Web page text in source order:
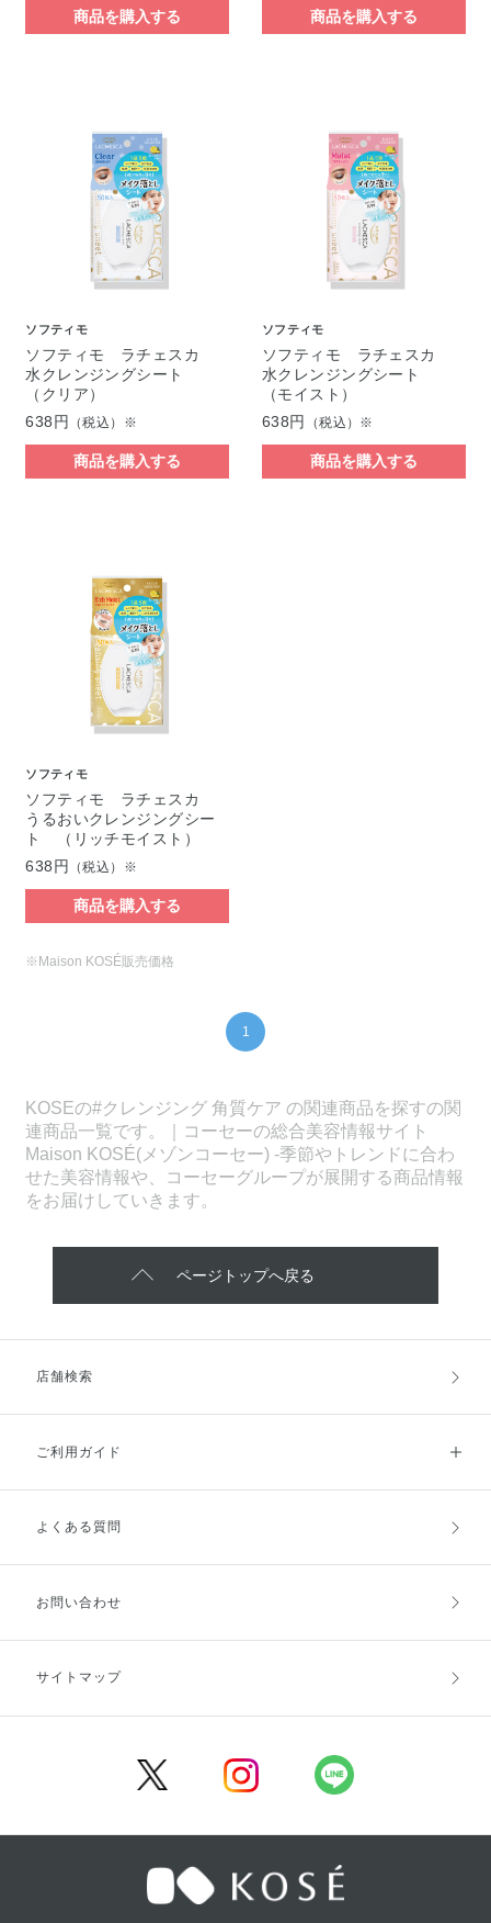
商品を購入する 商品を購入する
ソフティモ
ソフティモ ラチェスカ
水クレンジングシート
（クリア）
638円
（税込）※
商品を購入する
ソフティモ
ソフティモ ラチェスカ
水クレンジングシート
（モイスト）
638円
（税込）※
商品を購入する
ソフティモ
ソフティモ ラチェスカ
うるおいクレンジングシー
ト （リッチモイスト）
638円 （税込）※
商品を購入する
※Maison KOSÉ販売価格
1
KOSEの#クレンジング 角質ケア の関連商品を探すの関
連商品一覧です。｜コーセーの総合美容情報サイト
Maison KOSÉ(メゾンコーセー) -季節やトレンドに合わ
せた美容情報や、コーセーグループが展開する商品情報
をお届けしていきます。
ページトップへ戻る
店舗検索
ご利用ガイド
ご利用ガイドトップ
お支払方法
キャンセル・返品・交換
よくある質問
お問い合わせ
サイトマップ